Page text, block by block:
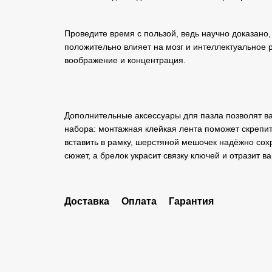
Проведите время с пользой, ведь научно
положительно влияет на мозг и
воображение и концентрация.
Дополнительные аксессуары для пазла позволят
набора: монтажная клейкая лента поможет
вставить в рамку, шерстяной мешочек надёжно
сюжет, а брелок украсит связку ключей и отразит
Доставка Оплата Гарантия